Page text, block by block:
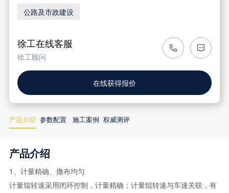
公路及市政建设
徐工在线客服
徐工顾问
在线获得报价
产品介绍 参数配置 施工案例 权威测评
产品介绍
1、计量精确、撒布均匀
计量辊转速采用闭环控制，计量精确；计量辊转速与车速关联，有